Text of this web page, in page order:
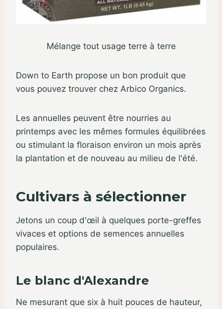
Mélange tout usage terre à terre
Down to Earth propose un bon produit que
vous pouvez trouver chez Arbico Organics.
Les annuelles peuvent être nourries au
printemps avec les mêmes formules équilibrées
ou stimulant la floraison environ un mois après
la plantation et de nouveau au milieu de l'été.
Cultivars à sélectionner
Jetons un coup d'œil à quelques porte-greffes
vivaces et options de semences annuelles
populaires.
Le blanc d'Alexandre
Ne mesurant que six à huit pouces de hauteur,